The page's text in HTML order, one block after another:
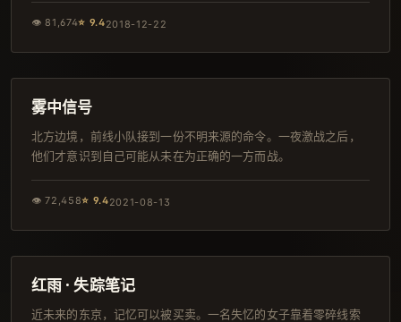
👁 81,674⭐ 9.42018-12-22
导演剪辑版
雾中信号
北方边境，前线小队接到一份不明来源的命令。一夜激战之后，
他们才意识到自己可能从未在为正确的一方而战。
👁72,458⭐ 9.42021-08-13
4K
红雨 · 失踪笔记
近未来的东京，记忆可以被买卖。一名失忆的女子靠着零碎线索